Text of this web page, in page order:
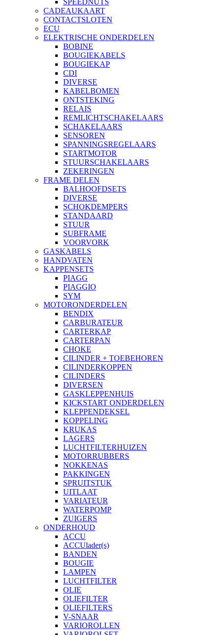
SPEEDNUTS
CADEAUKAART
CONTACTSLOTEN
ECU
ELEKTRISCHE ONDERDELEN
BOBINE
BOUGIEKABELS
BOUGIEKAP
CDI
DIVERSE
KABELBOMEN
ONTSTEKING
RELAIS
REMLICHTSCHAKELAARS
SCHAKELAARS
SENSOREN
SPANNINGSREGELAARS
STARTMOTOR
STUURSCHAKELAARS
ZEKERINGEN
FRAME DELEN
BALHOOFDSETS
DIVERSE
SCHOKDEMPERS
STANDAARD
STUUR
SUBFRAME
VOORVORK
GASKABELS
HANDVATEN
KAPPENSETS
PIAGG
PIAGGIO
SYM
MOTORONDERDELEN
BENDIX
CARBURATEUR
CARTERKAP
CARTERPAN
CHOKE
CILINDER + TOEBEHOREN
CILINDERKOPPEN
CILINDERS
DIVERSEN
GASKLEPPENHUIS
KICKSTART ONDERDELEN
KLEPPENDEKSEL
KOPPELING
KRUKAS
LAGERS
LUCHTFILTERHUIZEN
MOTORRUBBERS
NOKKENAS
PAKKINGEN
SPRUITSTUK
UITLAAT
VARIATEUR
WATERPOMP
ZUIGERS
ONDERHOUD
ACCU
ACCUlader(s)
BANDEN
BOUGIE
LAMPEN
LUCHTFILTER
OLIE
OLIEFILTER
OLIEFILTERS
V-SNAAR
VARIOROLLEN